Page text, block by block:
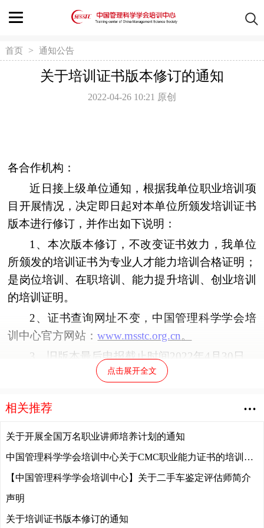
首页 > 通知公告
关于培训证书版本修订的通知
2022-04-26 10:21 原创
各合作机构 ：
近日接上级单位通知 ， 根据我单位职业培训项
目开展情况 ， 决定即日起对本单位所颁发培训证书
版本进行修订 ， 并作出如下说明 ：
1、 本次版本修订 ， 不改变证书效力 ，我单位
所颁发的培训证书为专业人才能力培训合格证明 ；
是岗位培训 、在职培训 、能力提升培训 、创业培训
的培训证明 。
2、 证书查询网址不变 ， 中国管理科学学会培
训中心官方网站 ：www.msstc.org.cn。
3、 旧版本最后申报截止时间2022年 4 月 30 日
点击展开全文
相关推荐
关于开展全国万名职业讲师培养计划的通知
中国管理科学学会培训中心关于CMC职业能力证书的培训及考核通知
【中国管理科学学会培训中心】关于二手车鉴定评估师简介
声明
关于培训证书版本修订的通知